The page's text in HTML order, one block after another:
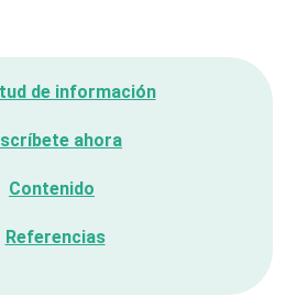
de información
ahora
Contenido
Referencias